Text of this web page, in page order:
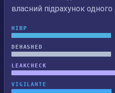
власний підрахунок
HIBP
DEHASHED
LEAKCHECK
VIGILANTE